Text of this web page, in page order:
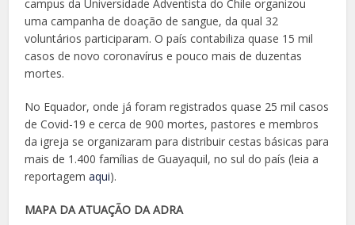
campus da Universidade Adventista do Chile organizou
uma campanha de doação de sangue, da qual 32
voluntários participaram. O país contabiliza quase 15 mil
casos de novo coronavírus e pouco mais de duzentas
mortes.
No Equador, onde já foram registrados quase 25 mil casos
de Covid-19 e cerca de 900 mortes, pastores e membros
da igreja se organizaram para distribuir cestas básicas para
mais de 1.400 famílias de Guayaquil, no sul do país (leia a
reportagemaqui).
MAPA DA ATUAÇÃO DA ADRA